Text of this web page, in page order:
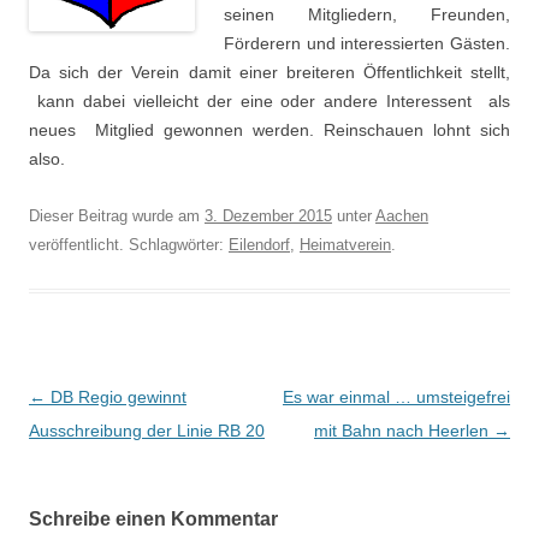
seinen Mitgliedern, Freunden,
Förderern und interessierten Gästen.
Da sich der Verein damit einer breiteren Öffentlichkeit stellt,
kann dabei vielleicht der eine oder andere Interessent als
neues Mitglied gewonnen werden. Reinschauen lohnt sich
also.
Dieser Beitrag wurde am 3. Dezember 2015 unter Aachen
veröffentlicht. Schlagwörter: Eilendorf Heimatverein
Beitragsnavigation
← DB Regio gewinnt
Ausschreibung der Linie RB 20
Es war einmal … umsteigefrei
mit Bahn nach Heerlen →
Schreibe einen Kommentar